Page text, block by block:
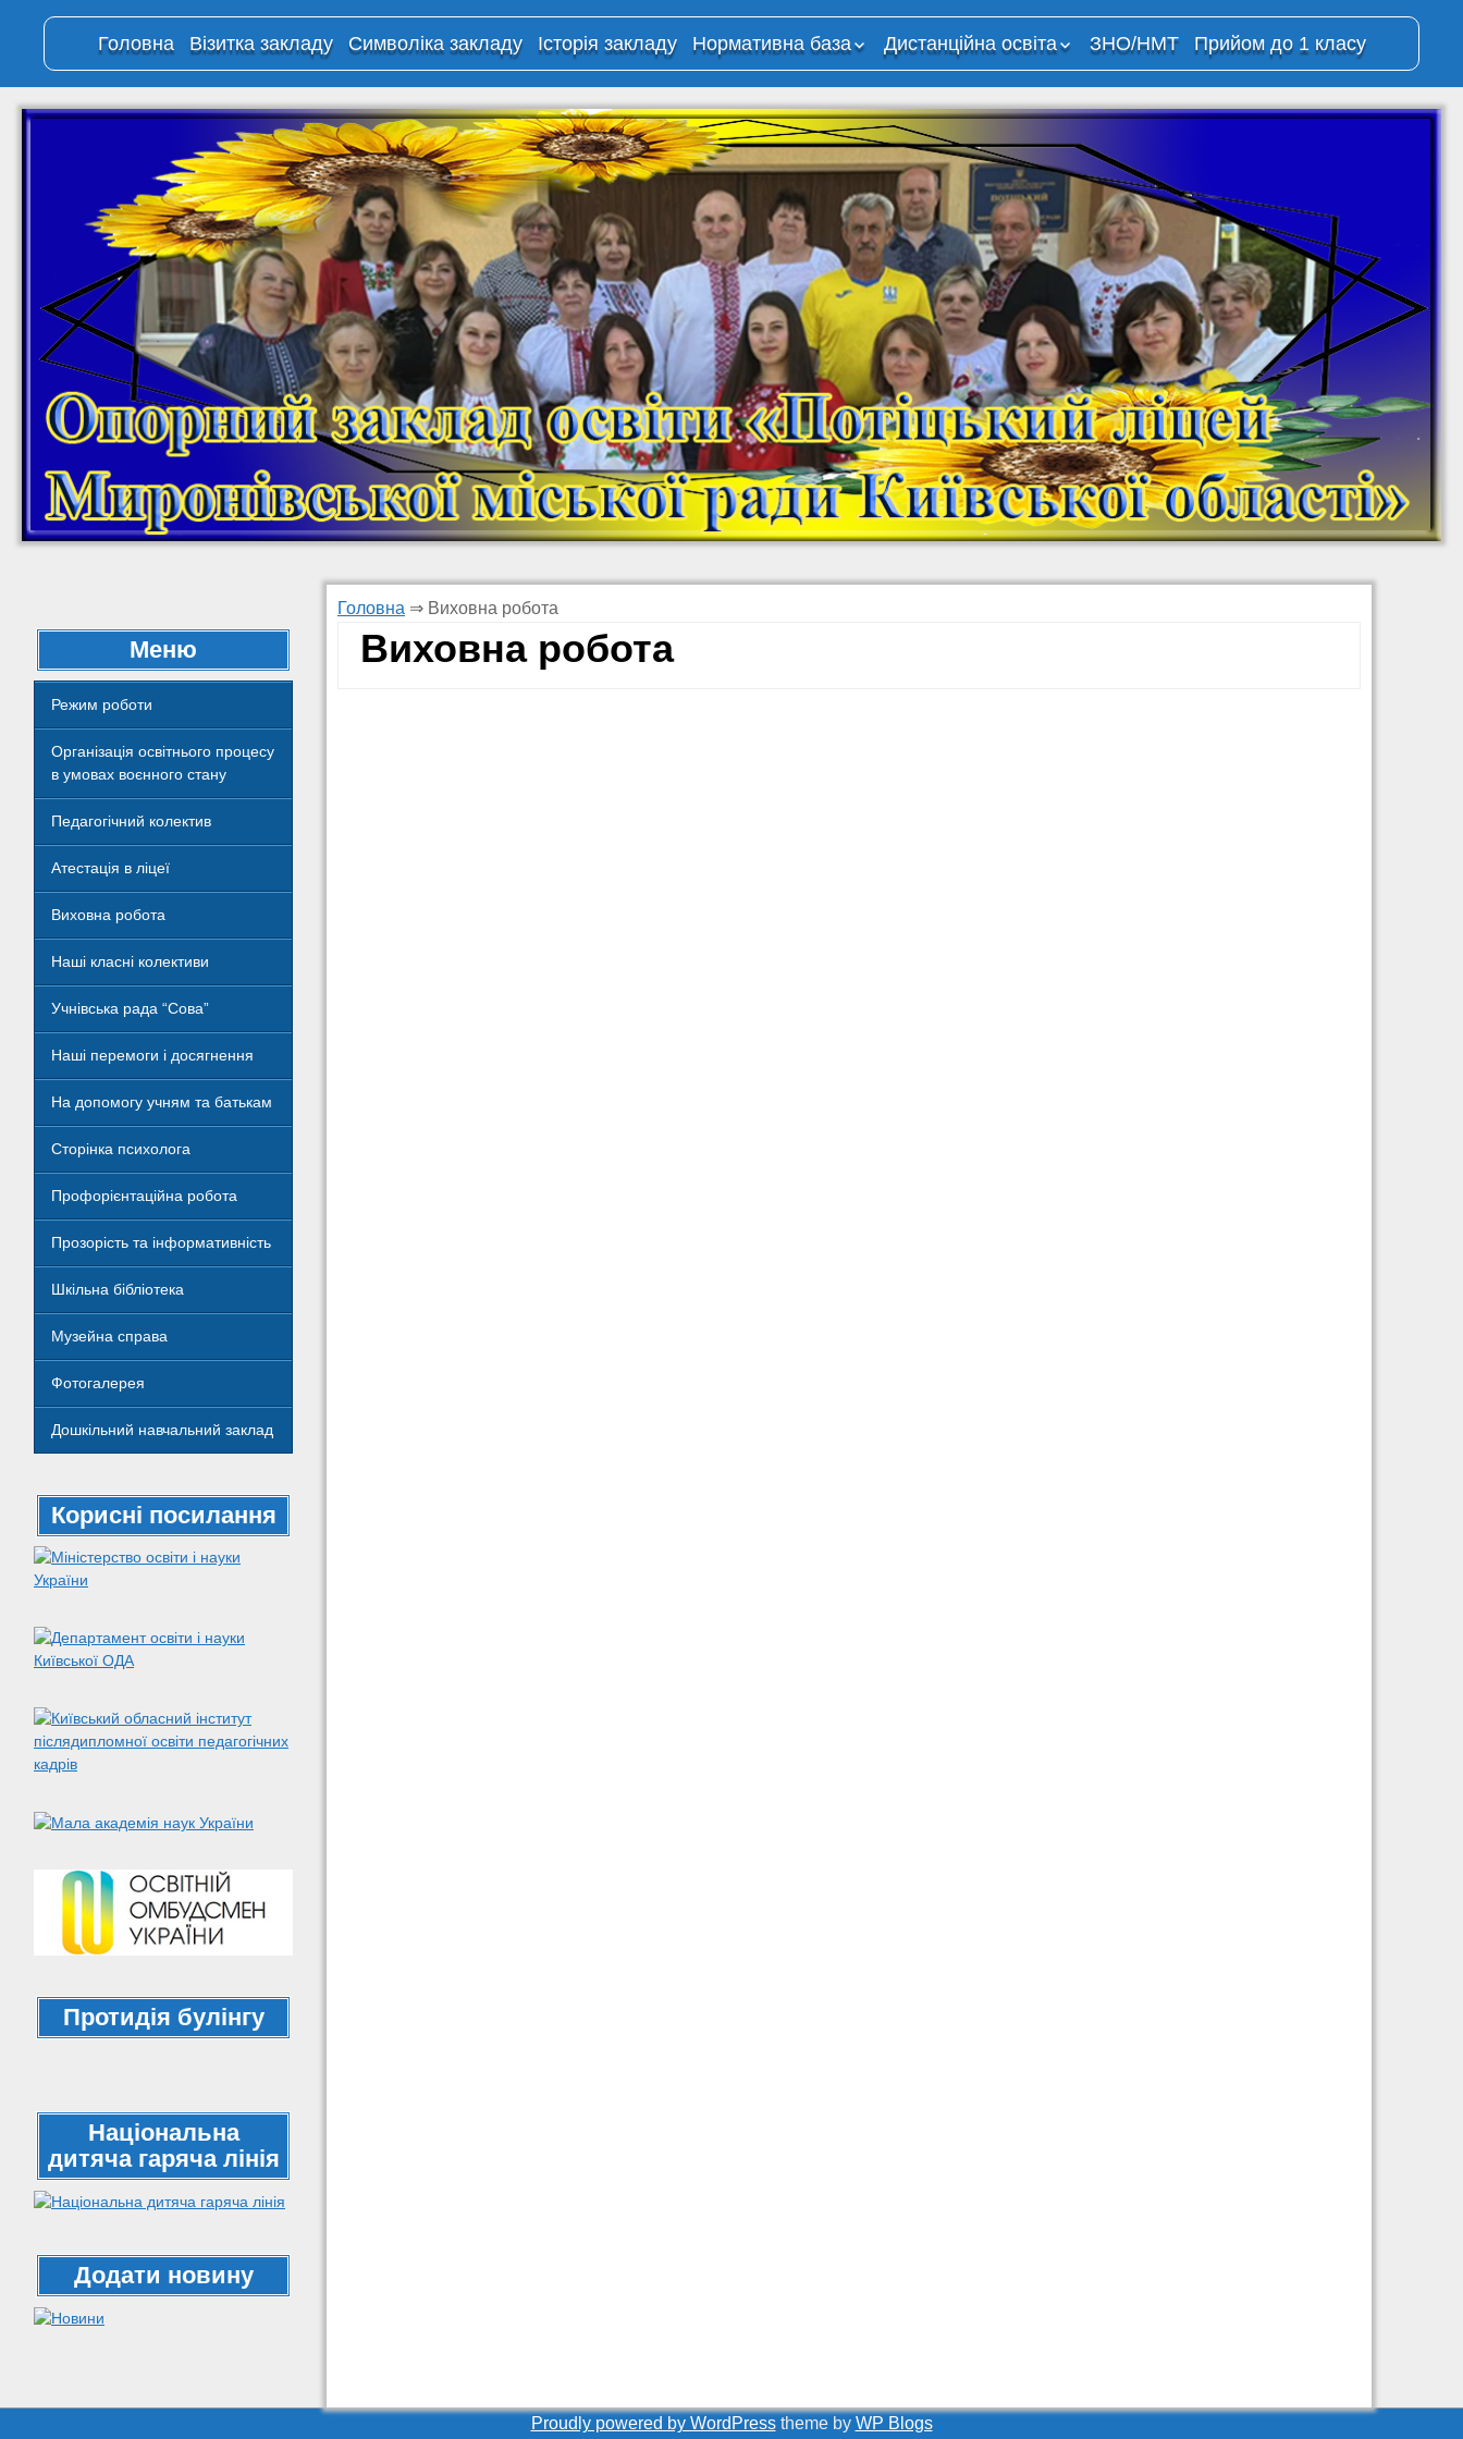
Головна Візитка закладу Символіка закладу Історія закладу
Нормативна база
Дистанційна освіта
навчання
Організація
освітнього процесу з
використанням
технологій
дистанційного
навчання в ОЗО
“Потіцький ліцей”
Корисні ресурси
мережі
Освітня платформа
“Всеукраїнська
школа онлайн”
Всеукраїнська школа
онлайн (YouTube-
канал МОН)
На Урок. Вебінари та
відкриті уроки для
учнів
На Урок: онлайн-
школа (YouTube)
МАН. Платформа
Дитячий садок
Навчальна
платформа Moodle
ЗНО/НМТ Прийом до 1 класу
Меню
Режим роботи
Організація освітнього процесу
в умовах воєнного стану
Педагогічний колектив
Атестація в ліцеї
Виховна робота
Наші класні колективи
Учнівська рада “Сова”
Наші перемоги і досягнення
На допомогу учням та батькам
Сторінка психолога
Профорієнтаційна робота
Прозорість та інформативність
Шкільна бібліотека
Музейна справа
Фотогалерея
Дошкільний навчальний заклад
Корисні посилання
Протидія булінгу
Національна
дитяча гаряча лінія
Додати новину
Головна ⇒ Виховна робота
Виховна робота
Proudly powered by WordPresstheme by WP Blogs